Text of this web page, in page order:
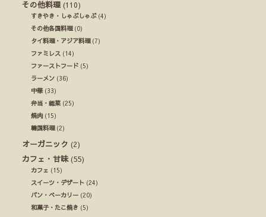
その他料理 (110)
すきやき・しゃぶしゃぶ(4)
その他各国料理(0)
タイ料理・アジア料理(7)
ファミレス (14)
ファーストフード (5)
ラーメン (36)
中華(33)
弁当・総菜 (25)
焼肉 (15)
韓国料理(2)
オーガニック (2)
カフェ・甘味(55)
カフェ (15)
スイーツ・デザート (24)
パン・ベーカリー (20)
和菓子・たこ焼き (5)